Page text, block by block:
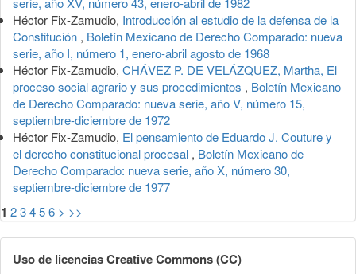
Héctor Fix-Zamudio, Introducción al estudio de la defensa de la
Constitución , Boletín Mexicano de Derecho Comparado: nueva
serie, año I, número 1, enero-abril agosto de 1968
Héctor Fix-Zamudio, CHÁVEZ P. DE VELÁZQUEZ, Martha, El
proceso social agrario y sus procedimientos , Boletín Mexicano
de Derecho Comparado: nueva serie, año V, número 15,
septiembre-diciembre de 1972
Héctor Fix-Zamudio, El pensamiento de Eduardo J. Couture y
el derecho constitucional procesal , Boletín Mexicano de
Derecho Comparado: nueva serie, año X, número 30,
septiembre-diciembre de 1977
1 23456 > >>
Uso de licencias Creative Commons (CC)